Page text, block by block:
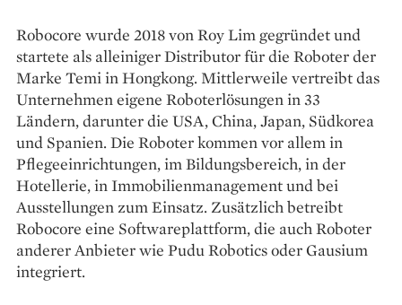
Robocore wurde 2018 von Roy Lim gegründet und
startete als alleiniger Distributor für die Roboter der
Marke Temi in Hongkong. Mittlerweile vertreibt das
Unternehmen eigene Roboterlösungen in 33
Ländern, darunter die USA, China, Japan, Südkorea
und Spanien. Die Roboter kommen vor allem in
Pflegeeinrichtungen, im Bildungsbereich, in der
Hotellerie, in Immobilienmanagement und bei
Ausstellungen zum Einsatz. Zusätzlich betreibt
Robocore eine Softwareplattform, die auch Roboter
anderer Anbieter wie Pudu Robotics oder Gausium
integriert.